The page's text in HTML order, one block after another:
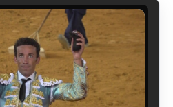
FIESTAS COLOMBINAS